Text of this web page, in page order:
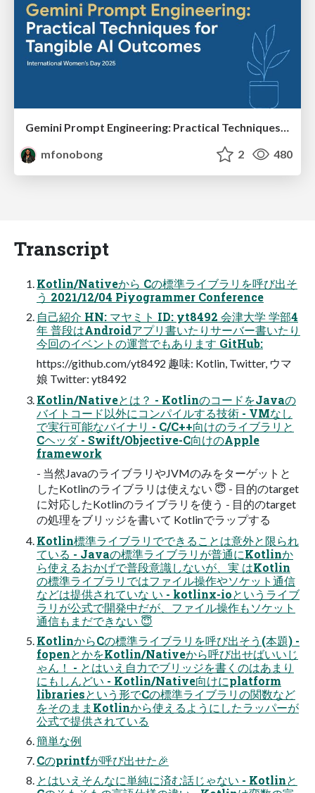
mfonobong
2 480
Transcript
Kotlin/Nativeから Cの標準ライブラリを呼び出そ
う 2021/12/04 Piyogrammer Conference
自己紹介 HN: マヤミト ID: yt8492 会津大学 学部4
年 普段はAndroidアプリ書いたりサーバー書いたり
今回のイベントの運営でもあります GitHub:
https://github.com/yt8492 趣味: Kotlin, Twitter, ウマ
娘 Twitter: yt8492
Kotlin/Nativeとは？ - KotlinのコードをJavaの
バイトコード以外にコンパイルする技術 - VMなし
で実行可能なバイナリ - C/C++向けのライブラリと
Cヘッダ - Swift/Objective-C向けのApple
framework
- 当然JavaのライブラリやJVMのみをターゲットと
したKotlinのライブラリは使えない 😇 - 目的のtarget
に対応したKotlinのライブラリを使う - 目的のtarget
の処理をブリッジを書いて Kotlinでラップする
Kotlin標準ライブラリでできることは意外と限られ
ている - Javaの標準ライブラリが普通にKotlinか
ら使えるおかげで普段意識しないが、実 はKotlin
の標準ライブラリではファイル操作やソケット通信
などは提供されていな い - kotlinx-ioというライブ
ラリが公式で開発中だが、ファイル操作もソケット
通信もまだできない 😇
KotlinからCの標準ライブラリを呼び出そう(本題) -
fopenとかをKotlin/Nativeから呼び出せばいいじ
ゃん！ - とはいえ自力でブリッジを書くのはあまり
にもしんどい - Kotlin/Native向けにplatform
librariesという形でCの標準ライブラリの関数など
をそのままKotlinから使えるようにしたラッパーが
公式で提供されている
簡単な例
Cのprintfが呼び出せた🎉
とはいえそんなに単純に済む話じゃない - Kotlinと